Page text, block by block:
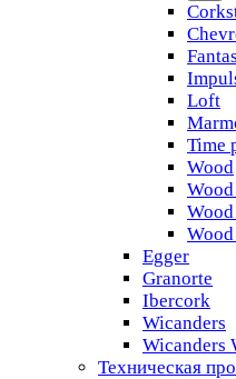
Loft
Time
Wood
Egger
Granorte
Ibercork
Wicanders
Wicanders
Техническая